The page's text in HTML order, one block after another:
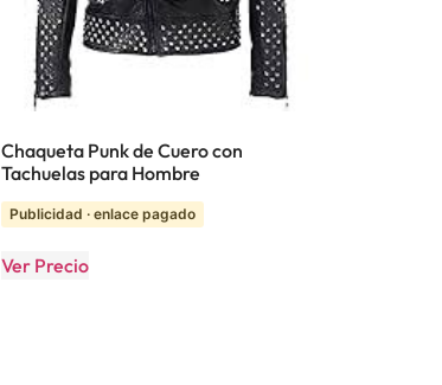
Chaqueta Punk de Cuero con
Tachuelas para Hombre
Publicidad · enlace pagado
Ver Precio